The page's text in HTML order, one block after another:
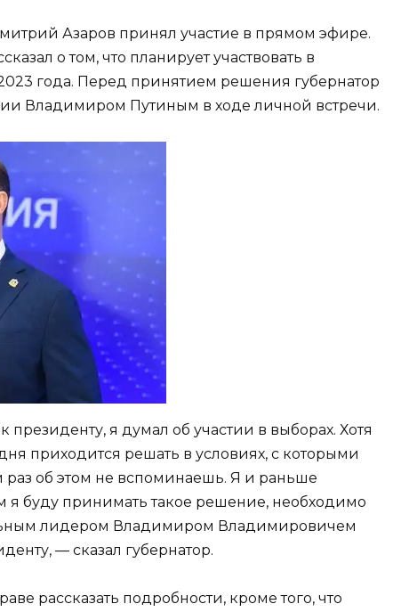
Азаров принял участие в прямом эфире.
о том, что планирует участвовать в
года. Перед принятием решения губернатор
Владимиром Путиным в ходе личной встречи.
я думал об участии в выборах. Хотя
приходится решать в условиях, с которыми
раз об этом не вспоминаешь. Я и раньше
я буду принимать такое решение, необходимо
лидером Владимиром Владимировичем
— сказал губернатор.
рассказать подробности, кроме того, что